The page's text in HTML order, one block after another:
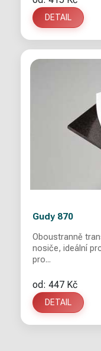
DETAIL
Gudy 870
Oboustranně
nosiče, ideální
pro...
od: 447 Kč
DETAIL